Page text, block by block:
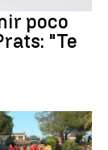
poco
"Te